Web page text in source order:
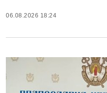
06.08.2026 18:24